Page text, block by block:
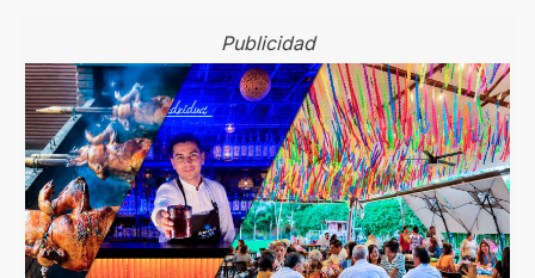
Publicidad